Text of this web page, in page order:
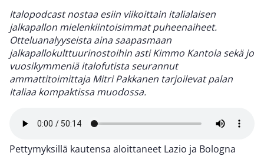
Italopodcast nostaa esiin viikoittain italialaisen
jalkapallon mielenkiintoisimmat puheenaiheet.
Otteluanalyyseista aina saapasmaan
jalkapallokulttuurinostoihin asti Kimmo Kantola sekä jo
vuosikymmeniä italofutista seurannut
ammattitoimittaja Mitri Pakkanen tarjoilevat palan
Italiaa kompaktissa muodossa.
Pettymyksillä kautensa aloittaneet Lazio ja Bologna